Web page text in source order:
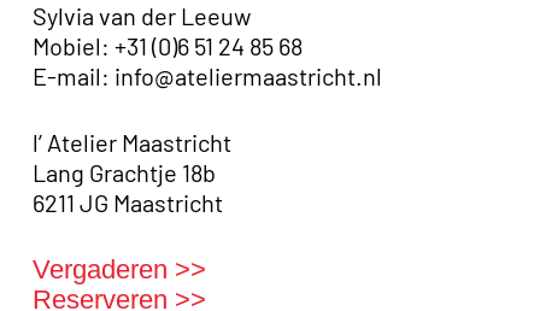
Sylvia van der Leeuw
Mobiel: +31 (0)6 51 24 85 68
E-mail: info@ateliermaastricht.nl
l’ Atelier Maastricht
Lang Grachtje 18b
6211 JG Maastricht
Vergaderen >>
Reserveren >>